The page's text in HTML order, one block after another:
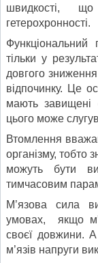
швидкості,
гетерохронності.
тільки у
довгого
відпочинку. Це
мають завищені
цього може
Втомлення
організму, тобто
можуть бути
тимчасовим
М’язова сила
умовах, якщо
своєї довжини.
м’язів напруги